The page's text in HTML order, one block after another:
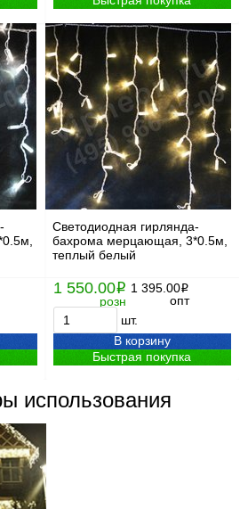
Светодиодная гирлянда-
бахрома мерцающая, 3*0.5м,
теплый белый
1 550.00i
розн
1 395.00i
опт
шт.
В корзину
Быстрая покупка
использования